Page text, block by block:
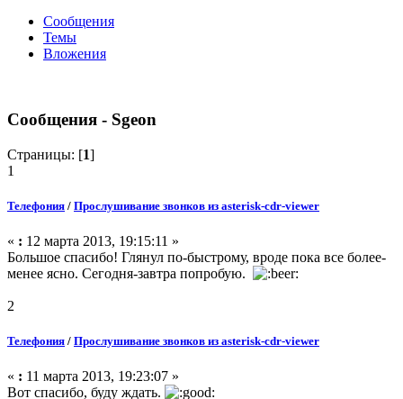
Сообщения
Темы
Вложения
Сообщения - Sgeon
Страницы: [1]
1
Телефония / Прослушивание звонков из asterisk-cdr-viewer
« : 12 марта 2013, 19:15:11 »
Большое спасибо! Глянул по-быстрому, вроде пока все более-
менее ясно. Сегодня-завтра попробую.
2
Телефония / Прослушивание звонков из asterisk-cdr-viewer
« : 11 марта 2013, 19:23:07 »
Вот спасибо, буду ждать.